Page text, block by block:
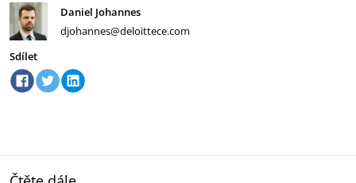
Daniel Johannes
djohannes@deloittece.com
Sdílet